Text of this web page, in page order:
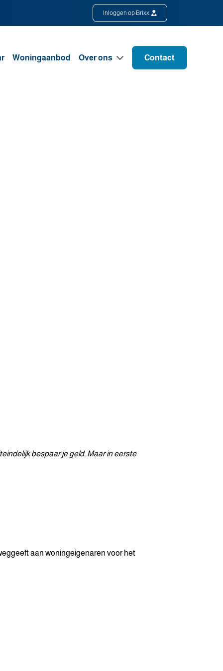
Inloggen op Brixx
Woningaanbod Over ons Contact
bespaar je geld. Maar in eerste
aan woningeigenaren voor het